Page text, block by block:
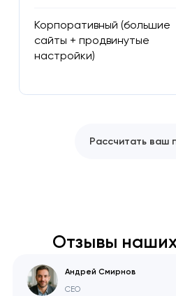
Корпоративный (большие
сайты + продвинутые
настройки)
Рассчитать ваш
Отзывы
Андрей Смирнов
CEO